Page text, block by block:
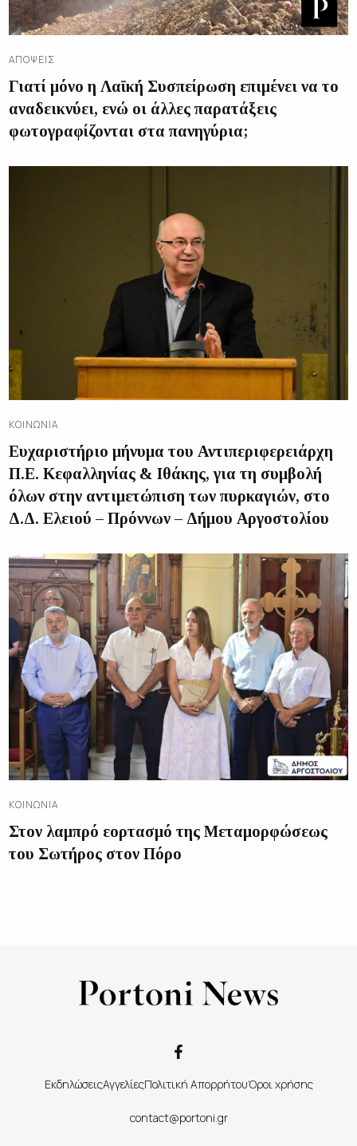
ΑΠΌΨΕΙΣ
Γιατί μόνο η Λαϊκή Συσπείρωση επιμένει να το
αναδεικνύει, ενώ οι άλλες παρατάξεις
φωτογραφίζονται στα πανηγύρια;
ΚΟΙΝΩΝΊΑ
Ευχαριστήριο μήνυμα του Αντιπεριφερειάρχη
Π.Ε. Κεφαλληνίας & Ιθάκης, για τη συμβολή
όλων στην αντιμετώπιση των πυρκαγιών, στο
Δ.Δ. Ελειού – Πρόννων – Δήμου Αργοστολίου
ΚΟΙΝΩΝΊΑ
Στον λαμπρό εορτασμό της Μεταμορφώσεως
του Σωτήρος στον Πόρο
ΕκδηλώσειςΑγγελίεςΠολιτική ΑπορρήτουΌροι χρήσης
contact@portoni.gr